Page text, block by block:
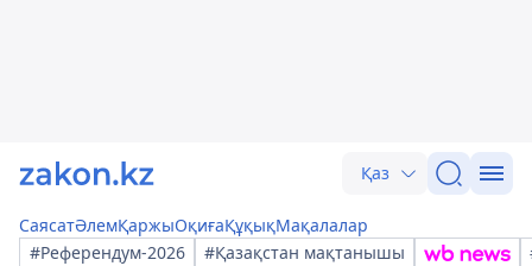
Қаз
СаясатӘлемҚаржыОқиғаҚұқықМақалалар
#Референдум-2026
#Қазақстан мақтанышы